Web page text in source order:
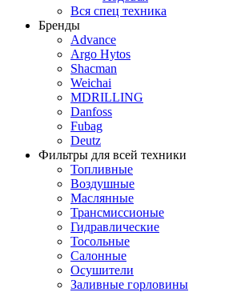
Вся спец техника
Бренды
Advance
Argo Hytos
Shacman
Weichai
MDRILLING
Danfoss
Fubag
Deutz
Фильтры для всей техники
Топливные
Воздушные
Маслянные
Трансмиссионые
Гидравлические
Тосольные
Салонные
Осушители
Заливные горловины